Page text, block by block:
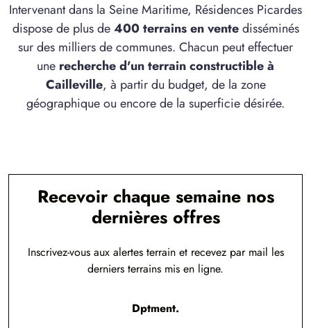
Intervenant dans la Seine Maritime, Résidences Picardes
dispose de plus de400 terrains en ventedisséminés
sur des milliers de communes. Chacun peut effectuer
une recherche d'un terrain constructible à
Cailleville, à partir du budget, de la zone
géographique ou encore de la superficie désirée.
Recevoir chaque semaine nos
dernières offres
Inscrivez-vous aux alertes terrain et recevez par mail les
derniers terrains mis en ligne.
Dptment.